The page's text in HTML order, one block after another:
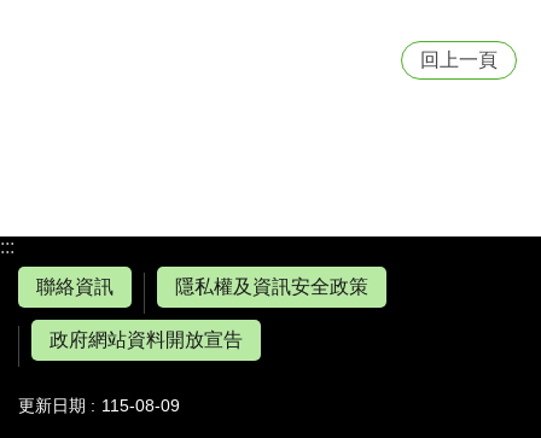
回上一頁
:::
聯絡資訊
隱私權及資訊安全政策
政府網站資料開放宣告
更新日期 115-08-09